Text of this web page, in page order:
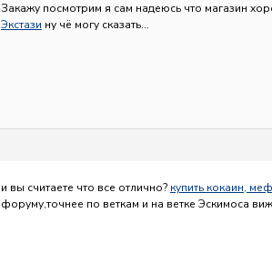
Закажу посмотрим я сам надеюсь что магазин
Экстази ну чё могу сказать…
и вы считаете что все отлично? купить кокаин,
форуму,точнее по веткам и на ветке Эскимоса